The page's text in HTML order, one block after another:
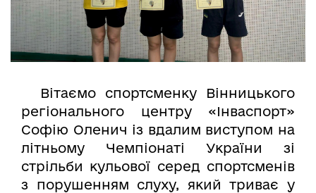
Вітаємо спортсменку Вінницького
регіонального центру «Інваспорт»
Софію Оленич із вдалим виступом на
літньому Чемпіонаті України зі
стрільби кульової серед спортсменів
з порушенням слуху, який триває у